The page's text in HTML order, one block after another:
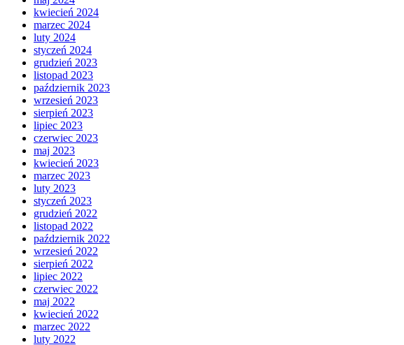
kwiecień 2024
marzec 2024
luty 2024
styczeń 2024
grudzień 2023
listopad 2023
październik 2023
wrzesień 2023
sierpień 2023
lipiec 2023
czerwiec 2023
maj 2023
kwiecień 2023
marzec 2023
luty 2023
styczeń 2023
grudzień 2022
listopad 2022
październik 2022
wrzesień 2022
sierpień 2022
lipiec 2022
czerwiec 2022
maj 2022
kwiecień 2022
marzec 2022
luty 2022